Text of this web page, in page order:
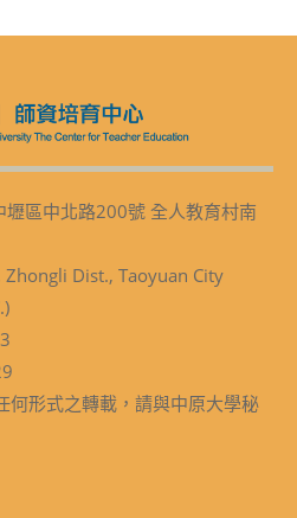
區中北路200號 全人教育村南
Dist., Taoyuan City
形式之轉載，請與中原大學秘